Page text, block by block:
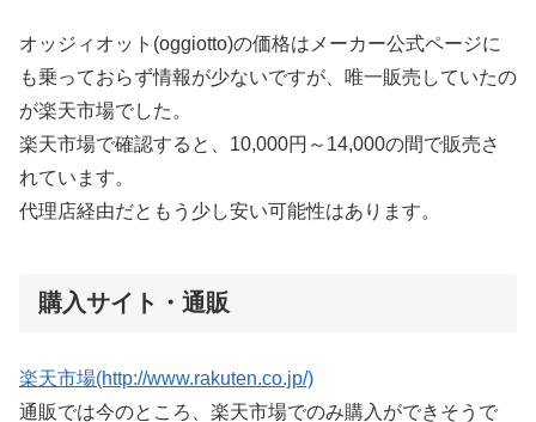
オッジィオット(oggiotto)の価格はメーカー公式ページに
も乗っておらず情報が少ないですが、唯一販売していたの
が楽天市場でした。
楽天市場で確認すると、10,000円～14,000の間で販売さ
れています。
代理店経由だともう少し安い可能性はあります。
購入サイト・通販
楽天市場(http://www.rakuten.co.jp/)
通販では今のところ、楽天市場でのみ購入ができそうで